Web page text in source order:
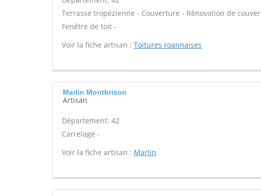
Terrasse tropézienne - Couverture - Rénovation de
Fenêtre de toit -
Voir la fiche artisan : Toitures roannaises
Marlin Montbrison
Artisan
Département: 42
Carrelage -
Voir la fiche artisan : Marlin